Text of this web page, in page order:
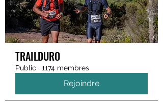
TRAILDURO
Public · 1174 membres
Rejoindre